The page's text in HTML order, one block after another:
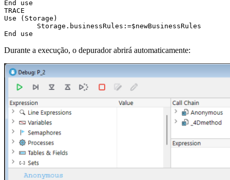
End use
TRACE
Use (Storage)
End use
Durante a execução, o depurador abrirá automaticamente: